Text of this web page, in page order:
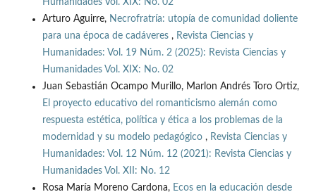
Humanidades Vol. XIX: No. 02
Arturo Aguirre, Necrofratría: utopía de comunidad doliente
para una época de cadáveres , Revista Ciencias y
Humanidades: Vol. 19 Núm. 2 (2025): Revista Ciencias y
Humanidades Vol. XIX: No. 02
Juan Sebastián Ocampo Murillo, Marlon Andrés Toro Ortiz,
El proyecto educativo del romanticismo alemán como
respuesta estética, política y ética a los problemas de la
modernidad y su modelo pedagógico , Revista Ciencias y
Humanidades: Vol. 12 Núm. 12 (2021): Revista Ciencias y
Humanidades Vol. XII: No. 12
Rosa María Moreno Cardona, Ecos en la educación desde